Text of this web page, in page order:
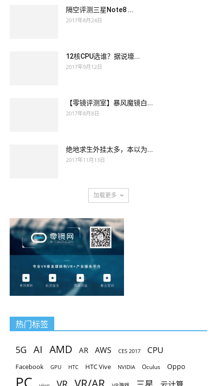
隔空评测三星Note8 ...
2017年8月24日
12核CPU选谁？据说壕...
2017年9月12日
【零镜评测室】暴风魔镜白...
2017年8月8日
绝地求生外挂太多，本以为...
2017年11月13日
加载更多
热门标签
5G AI AMD AR AWS CES 2017 CPU
Facebook GPU HTC HTC Vive NVIDIA Oculus Oppo
PC